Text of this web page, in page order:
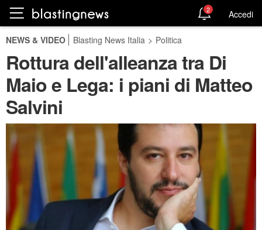
2 Accedi
NEWS & VIDEO Blasting News Italia > Politica
Rottura dell'alleanza tra Di
Maio e Lega: i piani di Matteo
Salvini